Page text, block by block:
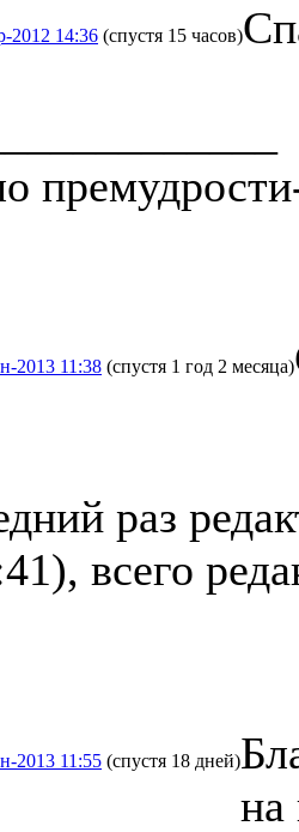
2012 14:36 (спустя 15 часов)
2013 11:38 (спустя 1 год 2 месяца)
раз
всего
2013 11:55 (спустя 18 дней)
на